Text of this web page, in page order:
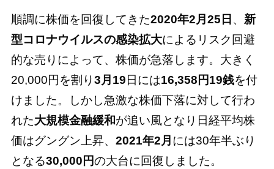
順調に株価を回復してきた2020年2月25日 、 新
型コロナウイルスの感染拡大によるリスク回避
的な売りによって、株価が急落します。大きく
20,000円を割り3月19 日には16,358円19銭を付
けました。しかし急激な株価下落に対して行わ
れた大規模金融緩和が追い風となり日経平均株
価はグングン上昇、 2021年2月 には30年半ぶり
となる30,000円の大台に回復しました。